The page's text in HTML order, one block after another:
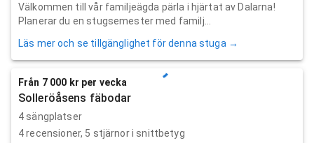
Välkommen till vår familjeägda pärla i hjärtat av Dalarna!
Planerar du en stugsemester med familj...
Läs mer och se tillgänglighet för denna stuga →
Från 7 000 kr per vecka
Solleröåsens fäbodar
4 sängplatser
4recensioner, 5 stjärnor i snittbetyg